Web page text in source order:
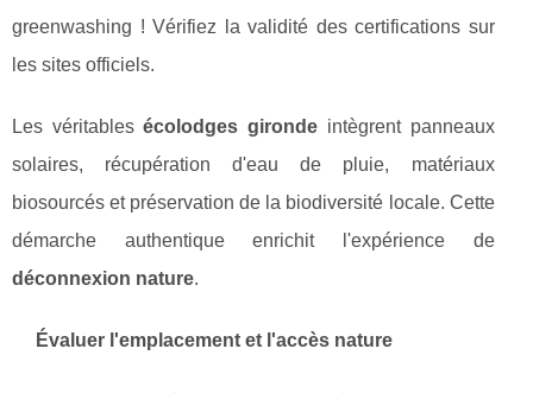
greenwashing ! Vérifiez la validité des certifications sur
les sites officiels.
Les véritablesécolodges gironde intègrent panneaux
solaires, récupération d'eau de pluie, matériaux
biosourcés et préservation de la biodiversité locale. Cette
démarche authentique enrichit l'expérience de
déconnexion nature.
Évaluer l'emplacement et l'accès nature